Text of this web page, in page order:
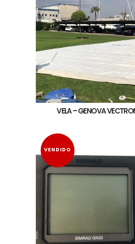
VELA – GENOVA
VENDIDO